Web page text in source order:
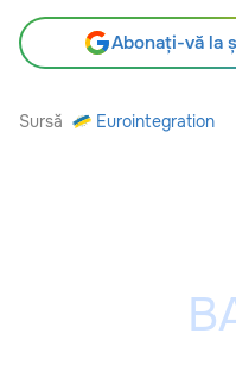
Abonați-vă la
Sursă Eurointegration